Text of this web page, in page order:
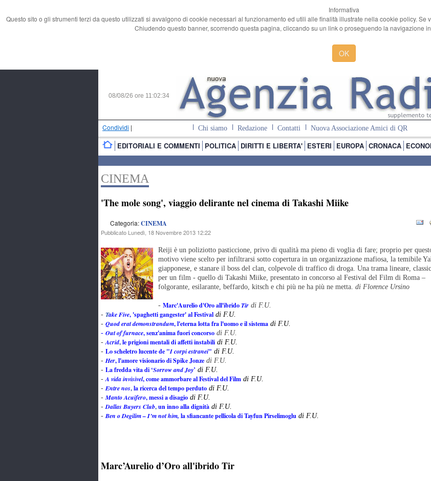
Informativa
Questo sito o gli strumenti terzi da questo utilizzati si avvalgono di cookie necessari al funzionamento ed utili alle finalità illustrate nella cookie policy.
Chiudendo questo banner, scorrendo questa pagina, cliccando su un link o proseguendo la navigazione
OK
08/08/26 ore 11:02:34
Condividi | Chi siamo Redazione Contatti Nuova Associazione Amici di QR
EDITORIALI E COMMENTI POLITICA DIRITTI E LIBERTA' ESTERI EUROPA CRONACA
CINEMA
'The mole song', viaggio delirante nel cinema di Takashi Miike
Categoria:CINEMA
Pubblicato Lunedì, 18 Novembre 2013 12:22
Reiji è un poliziotto pasticcione, privo di qualità ma pieno di voglia di fare; proprio per
motivo viene scelto per infiltrarsi sotto copertura in un organizzazione mafiosa, la temibile
giapponese, e stanare il boss del clan, colpevole di traffico di droga. Una trama lineare,
per un film - quello di Takashi Miike, presentato in concorso al Festival del Film di Roma –
folgorante, esilarante, beffardo, kitsch e chi più ne ha più ne metta. di Florence Ursino
- Marc'Aurelio d'Oro all'ibridoTir di F.U.
- Take Five, 'spaghetti gangester' al Festival di F.U.
- Quod erat demonstrandum, l'eterna lotta fra l'uomo e il sistema di F.U.
- Out of furnace, senz'anima fuori concorso di F.U.
-Acrid,le prigioni mentali di affetti instabili di F.U.
- Lo scheletro lucente de "I corpi estranei" di F.U.
- Her, l'amore visionario di Spike Jonze di F.U.
- La fredda vita di ‘Sorrow and Joy’ di F.U.
-A vida invisivel, come ammorbare al Festival del Film di F.U.
-Entre nos,la ricerca del tempo perduto di F.U.
-Manto Acuifero, messi a disagio di F.U.
-Dallas Buyers Club,un inno alla dignità di F.U.
-Ben o Degilim – I’m not him, la sfiancante pellicola di Tayfun Pirselimoglu di F.U.
Marc’Aurelio d’Oro all'ibrido Tir